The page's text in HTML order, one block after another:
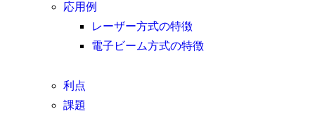
応用例
レーザー方式の特徴
電子ビーム方式の特徴
利点
課題